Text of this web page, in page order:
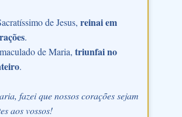
de Jesus, reinai em
.
de Maria, triunfai no
.
fazei que nossos corações sejam
aos vossos!